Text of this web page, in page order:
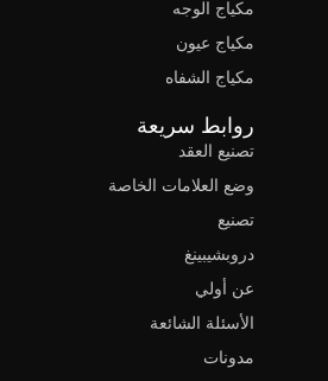
مكياج الوجه
مكياج عيون
مكياج الشفاه
روابط سريعة
تصنيع العقد
وضع العلامات الخاصة
تصنيع
دروبشيبينغ
عن أولي
الأسئلة الشائعة
مدونات